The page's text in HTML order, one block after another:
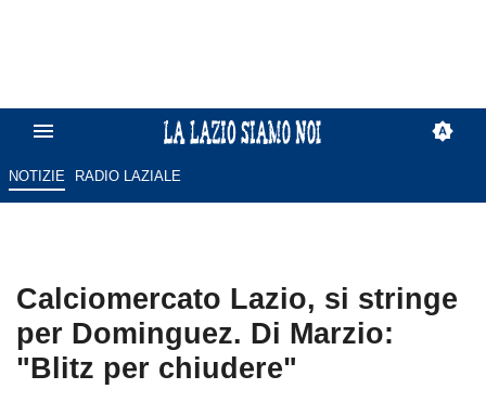
NOTIZIE RADIO LAZIALE
Calciomercato Lazio, si stringe
per Dominguez. Di Marzio:
"Blitz per chiudere"